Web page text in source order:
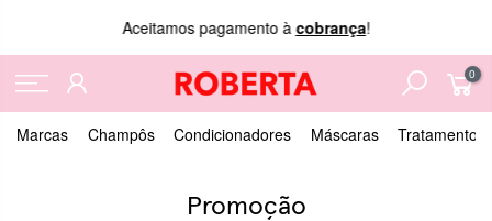
Aceitamos pagamento à cobrança!
0
Marcas Champôs Condicionadores Máscaras Tratamentos
Promoção